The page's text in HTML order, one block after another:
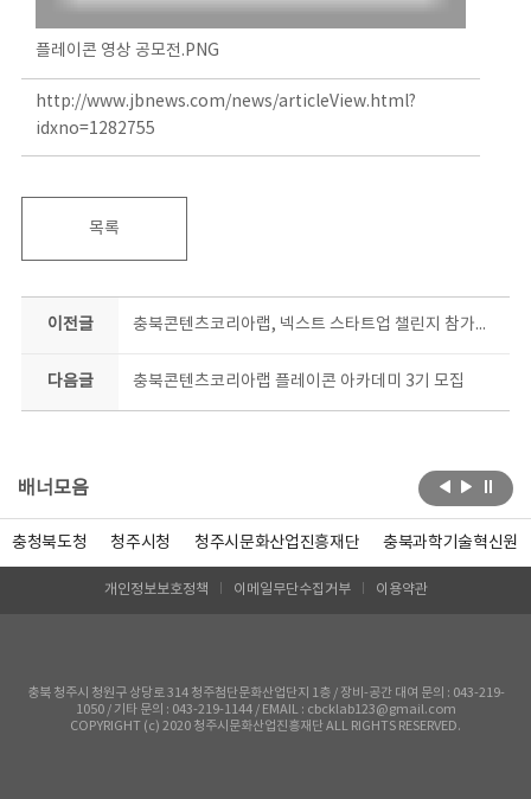
플레이콘 영상 공모전.PNG
http://www.jbnews.com/news/articleView.html?
idxno=1282755
목록
이전글 충북콘텐츠코리아랩, 넥스트 스타트업 챌린지 참가자 모집
다음글 충북콘텐츠코리아랩 플레이콘 아카데미 3기 모집
배너모음
충청북도청 청주시청 청주시문화산업진흥재단 충북과학기술혁신원
개인정보보호정책 이메일무단수집거부 이용약관
충북 청주시 청원구 상당로 314 청주첨단문화산업단지 1층 / 장비-공간 대여 문의 : 043-219-
1050 / 기타 문의 : 043-219-1144 / EMAIL : cbcklab123@gmail.com
COPYRIGHT (c) 2020 청주시문화산업진흥재단 ALL RIGHTS RESERVED.